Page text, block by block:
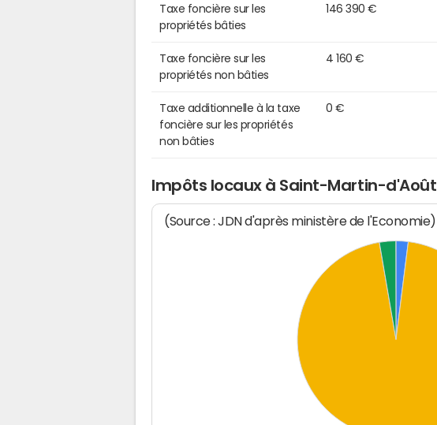
Taxe foncière sur les
propriétés bâties
146 390 €
Taxe foncière sur les
propriétés non bâties
4 160 €
Taxe additionnelle à la taxe
foncière sur les propriétés
non bâties
0 €
Impôts locaux à Saint-Martin-d'Août
(Source : JDN d'après ministère de l'Economie)